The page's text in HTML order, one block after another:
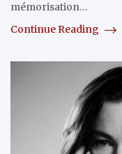
mémorisation…
Continue Reading